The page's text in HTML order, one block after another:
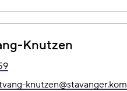
Knutzen